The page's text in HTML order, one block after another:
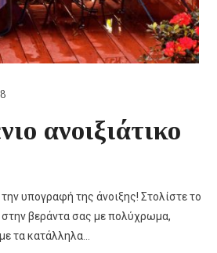
ανοιξιάτικο
υπογραφή της άνοιξης! Στολίστε το
στην βεράντα σας με πολύχρωμα,
τα κατάλληλα…